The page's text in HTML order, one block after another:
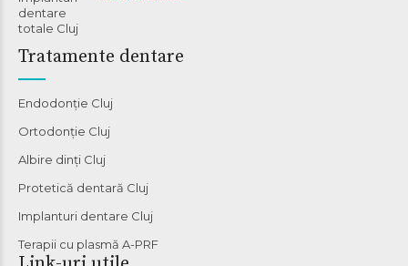
Tratamente dentare
Endodonție Cluj
Ortodonție Cluj
Albire dinți Cluj
Protetică dentară Cluj
Implanturi dentare Cluj
Terapii cu plasmă A-PRF